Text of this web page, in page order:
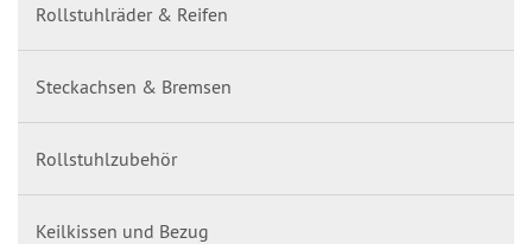
Rollstuhlräder & Reifen
Steckachsen & Bremsen
Rollstuhlzubehör
Keilkissen und Bezug